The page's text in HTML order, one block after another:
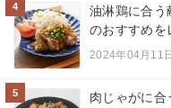
4
油淋鶏に合う
のおすすめを
2024年04月11日
5
肉じゃがに